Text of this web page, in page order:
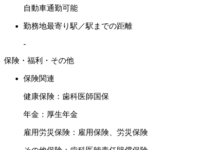
自動車通勤可能
勤務地最寄り駅／駅までの距離
-
保険・福利・その他
保険関連
健康保険：歯科医師国保
年金：厚生年金
雇用労災保険：雇用保険、労災保険